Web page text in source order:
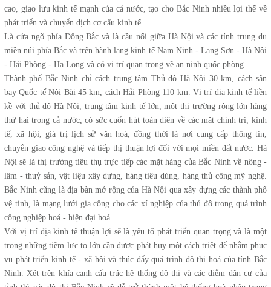
cao, giao lưu kinh tế mạnh của cả nước, tạo cho Bắc Ninh nhiều lợi thế về
phát triển và chuyển dịch cơ cấu kinh tế.
Là cửa ngõ phía Đông Bắc và là cầu nối giữa Hà Nội và các tỉnh trung du
miền núi phía Bắc và trên hành lang kinh tế Nam Ninh - Lạng Sơn - Hà Nội
- Hải Phòng - Hạ Long và có vị trí quan trọng về an ninh quốc phòng.
Thành phố Bắc Ninh chỉ cách trung tâm Thủ đô Hà Nội 30 km, cách sân
bay Quốc tế Nội Bài 45 km, cách Hải Phòng 110 km. Vị trí địa kinh tế liền
kề với thủ đô Hà Nội, trung tâm kinh tế lớn, một thị trường rộng lớn hàng
thứ hai trong cả nước, có sức cuốn hút toàn diện về các mặt chính trị, kinh
tế, xã hội, giá trị lịch sử văn hoá, đồng thời là nơi cung cấp thông tin,
chuyển giao công nghệ và tiếp thị thuận lợi đối với mọi miền đất nước. Hà
Nội sẽ là thị trường tiêu thụ trực tiếp các mặt hàng của Bắc Ninh về nông -
lâm - thuỷ sản, vật liệu xây dựng, hàng tiêu dùng, hàng thủ công mỹ nghệ.
Bắc Ninh cũng là địa bàn mở rộng của Hà Nội qua xây dựng các thành phố
vệ tinh, là mạng lưới gia công cho các xí nghiệp của thủ đô trong quá trình
công nghiệp hoá - hiện đại hoá.
Với vị trí địa kinh tế thuận lợi sẽ là yếu tố phát triển quan trọng và là một
trong những tiềm lực to lớn cần được phát huy một cách triệt để nhằm phục
vụ phát triển kinh tế - xã hội và thúc đẩy quá trình đô thị hoá của tỉnh Bắc
Ninh. Xét trên khía cạnh cấu trúc hệ thống đô thị và các điểm dân cư của